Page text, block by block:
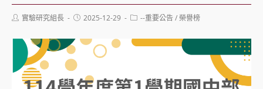
Post實驗研究組長
Post2025-12-29
Post--重要公告/榮譽榜